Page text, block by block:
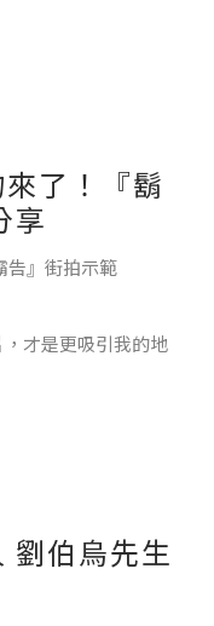
：
體驗😌💕
了！『鬍
享
告』街拍示範
，才是更吸引我的地
口碑推薦＿職業駕駛人 劉伯烏先生